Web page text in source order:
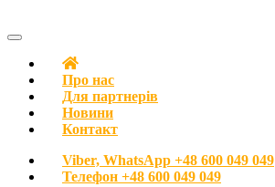
Про нас
Для партнерів
Новини
Контакт
Viber, WhatsApp +48 600 049 049
Телефон +48 600 049 049